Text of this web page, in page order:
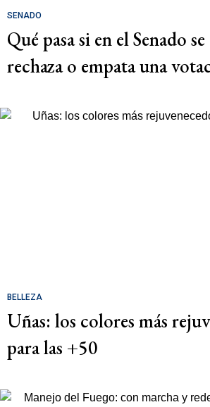
SENADO
Qué pasa si en el Senado
rechaza o empata una
BELLEZA
Uñas: los colores más
para las +50